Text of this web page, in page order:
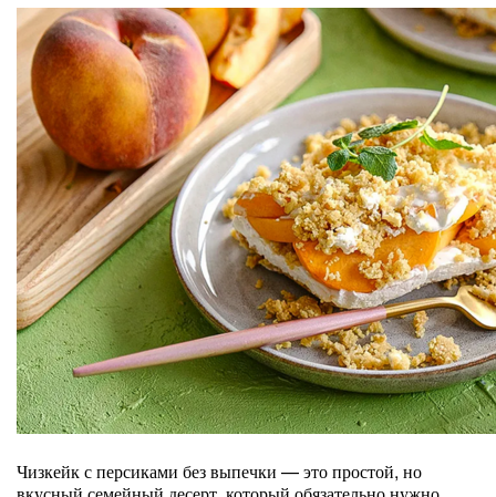
Чизкейк с персиками без выпечки — это простой, но